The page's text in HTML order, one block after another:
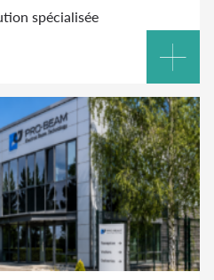
spécialisée